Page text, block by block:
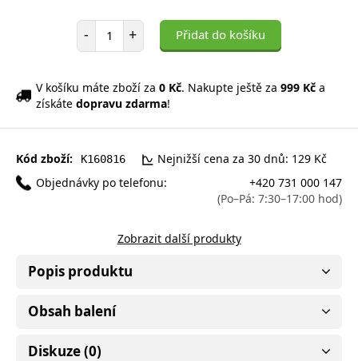
- Počet položek
+ Přidat do košíku
V košíku máte zboží za 0 Kč. Nakupte ještě za 999 Kč a
získáte dopravu zdarma!
Kód zboží: K160816
Nejnižší cena za 30 dnů: 129 Kč
Objednávky po telefonu:
+420 731 000 147
(Po–Pá: 7:30–17:00 hod)
Zobrazit další produkty
Popis produktu
Obsah balení
Diskuze (0)